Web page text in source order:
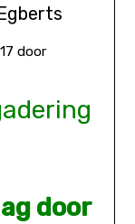
door
door